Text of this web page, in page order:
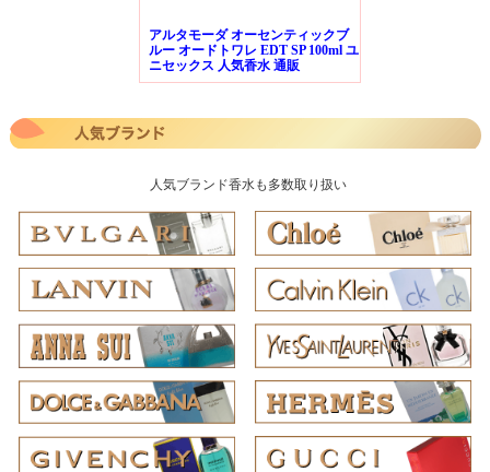
アルタモーダ オーセンティックブ
ルー オードトワレ EDT SP 100ml ユ
ニセックス 人気香水 通販
人気ブランド香水も多数取り扱い